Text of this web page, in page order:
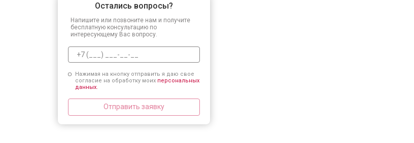
Остались вопросы?
Напишите или позвоните нам и получите
бесплатную консультацию по
интересующему Вас вопросу.
Нажимая на кнопку отправить я даю свое
согласие на обработку моих персональных
данных.
Отправить заявку